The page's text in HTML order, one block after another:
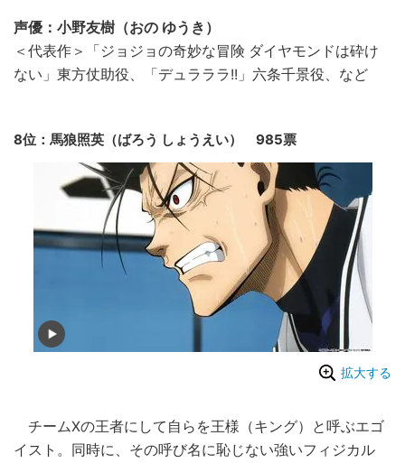
声優：小野友樹（おの ゆうき）
＜代表作＞「ジョジョの奇妙な冒険 ダイヤモンドは砕け
ない」東方仗助役、「デュラララ!!」六条千景役、など
8位：馬狼照英（ばろう しょうえい） 985票
拡大する
チームXの王者にして自らを王様（キング）と呼ぶエゴ
イスト。同時に、その呼び名に恥じない強いフィジカル